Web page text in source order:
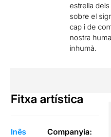
estrella
sobre el
cap i de
nostra
inhumà.
Fitxa artística
Inês
Companyia: